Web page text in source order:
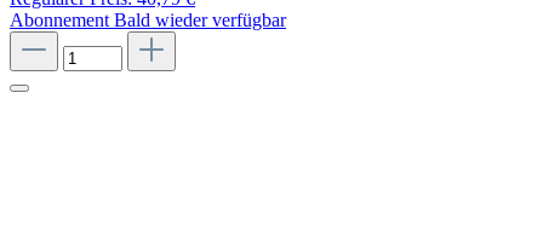
Abonnement Bald wieder verfügbar